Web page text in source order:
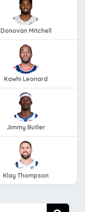
Donovan Mitchell
Kawhi Leonard
Jimmy Butler
Klay Thompson